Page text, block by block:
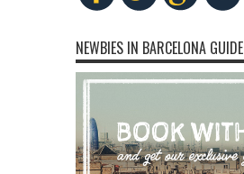
NEWBIES IN BARCELONA GUIDE